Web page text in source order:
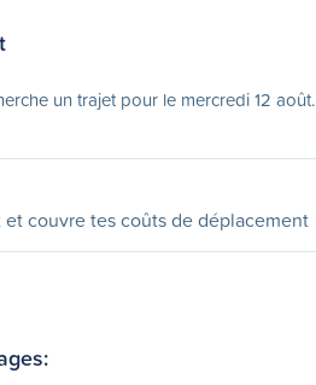
un trajet pour le mercredi 12 août.
couvre tes coûts de déplacement